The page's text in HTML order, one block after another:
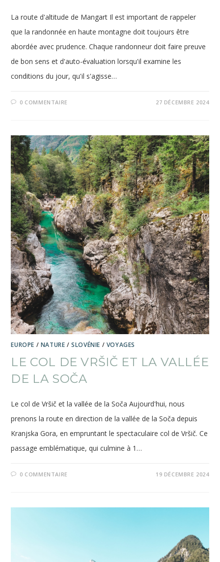
La route d'altitude de Mangart Il est important de rappeler
que la randonnée en haute montagne doit toujours être
abordée avec prudence. Chaque randonneur doit faire preuve
de bon sens et d'auto-évaluation lorsqu'il examine les
conditions du jour, qu'il s'agisse…
0 COMMENTAIRE 27 DÉCEMBRE 2024
EUROPE / NATURE /SLOVÉNIE / VOYAGES
LE COL DE VRŠIČ ET LA VALLÉE
DE LA SOČA
Le col de Vršič et la vallée de la Soča Aujourd'hui, nous
prenons la route en direction de la vallée de la Soča depuis
Kranjska Gora, en empruntant le spectaculaire col de Vršič. Ce
passage emblématique, qui culmine à 1…
0 COMMENTAIRE 19 DÉCEMBRE 2024